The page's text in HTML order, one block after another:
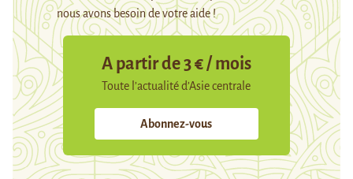
nous avons besoin de votre aide !
A partir de 3 € / mois
Toute l’actualité d’Asie centrale
Abonnez-vous